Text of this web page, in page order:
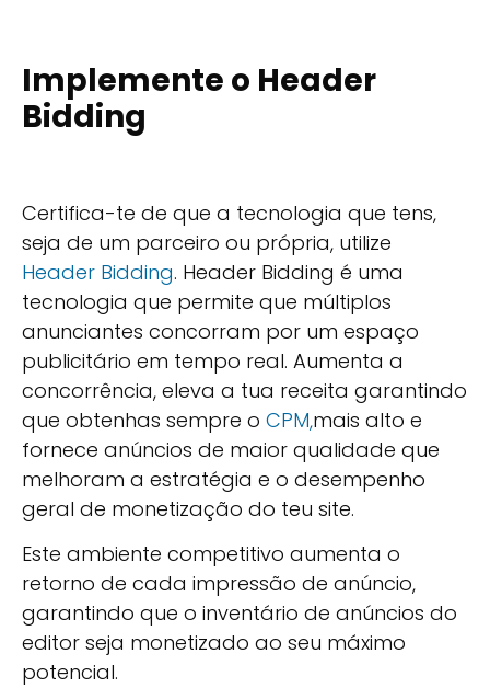
Implemente o Header
Bidding
Certifica-te de que a tecnologia que tens,
seja de um parceiro ou própria, utilize
Header Bidding. Header Bidding é uma
tecnologia que permite que múltiplos
anunciantes concorram por um espaço
publicitário em tempo real. Aumenta a
concorrência, eleva a tua receita garantindo
que obtenhas sempre o CPM,mais alto e
fornece anúncios de maior qualidade que
melhoram a estratégia e o desempenho
geral de monetização do teu site.
Este ambiente competitivo aumenta o
retorno de cada impressão de anúncio,
garantindo que o inventário de anúncios do
editor seja monetizado ao seu máximo
potencial.